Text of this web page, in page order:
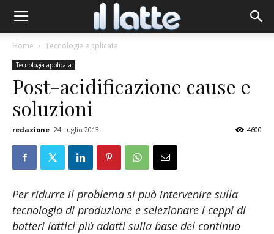
Home Tecnologia applicata
Tecnologia applicata
Post-acidificazione cause e
soluzioni
redazione 24 Luglio 2013 4600
Per ridurre il problema si può intervenire sulla
tecnologia di produzione e selezionare i ceppi di
batteri lattici più adatti sulla base del continuo